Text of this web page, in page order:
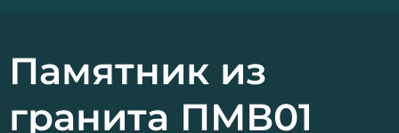
Памятник из
гранита ПМВ01